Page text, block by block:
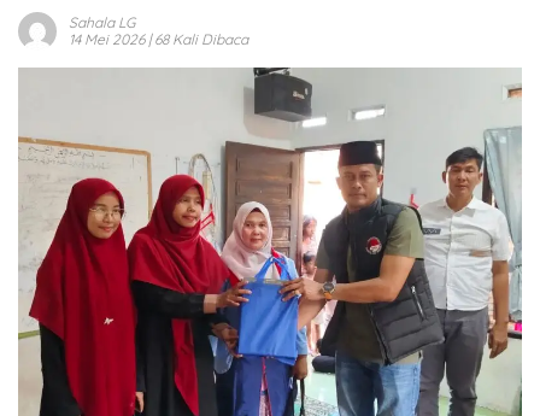
Sahala LG
14 Mei 2026| 68 Kali Dibaca